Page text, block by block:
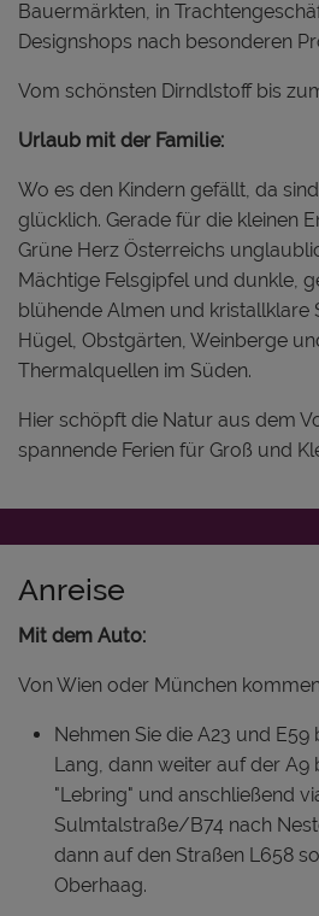
Bauermärkten, in
Designshops nach besonderen
Vom schönsten Dirndlstoff bis
Urlaub mit der Familie:
Wo es den Kindern gefällt, da
glücklich. Gerade für die kleinen
Grüne Herz Österreichs
Mächtige Felsgipfel und dunkle,
blühende Almen und kristallklare
Hügel, Obstgärten, Weinberge
Thermalquellen im Süden.
Hier schöpft die Natur aus dem
spannende Ferien für Groß und
Anreise
Mit dem Auto:
Von Wien oder München
Nehmen Sie die A23 und
Lang, dann weiter auf der A9
"Lebring" und anschließend
Sulmtalstraße/B74 nach
dann auf den Straßen L658
Oberhaag.